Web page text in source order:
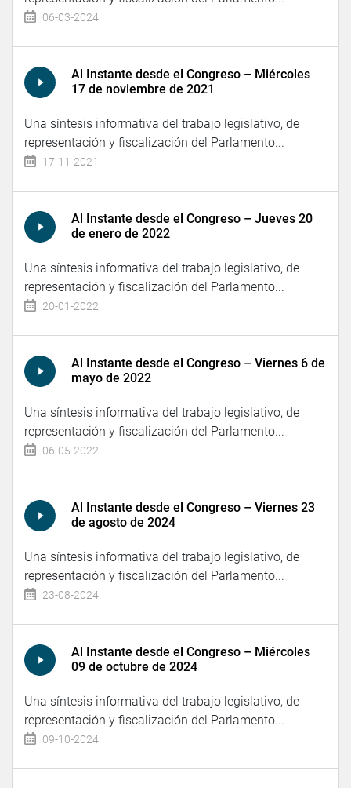
06-03-2024
Al Instante desde el Congreso – Miércoles
17 de noviembre de 2021
Una síntesis informativa del trabajo legislativo, de
representación y fiscalización del Parlamento...
17-11-2021
Al Instante desde el Congreso – Jueves 20
de enero de 2022
Una síntesis informativa del trabajo legislativo, de
representación y fiscalización del Parlamento...
20-01-2022
Al Instante desde el Congreso – Viernes 6 de
mayo de 2022
Una síntesis informativa del trabajo legislativo, de
representación y fiscalización del Parlamento...
06-05-2022
Al Instante desde el Congreso – Viernes 23
de agosto de 2024
Una síntesis informativa del trabajo legislativo, de
representación y fiscalización del Parlamento...
23-08-2024
Al Instante desde el Congreso – Miércoles
09 de octubre de 2024
Una síntesis informativa del trabajo legislativo, de
representación y fiscalización del Parlamento...
09-10-2024